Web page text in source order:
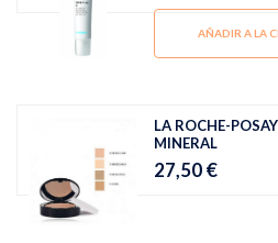
AÑADIR A LA
LA ROCHE-
MINERAL
27,50 €